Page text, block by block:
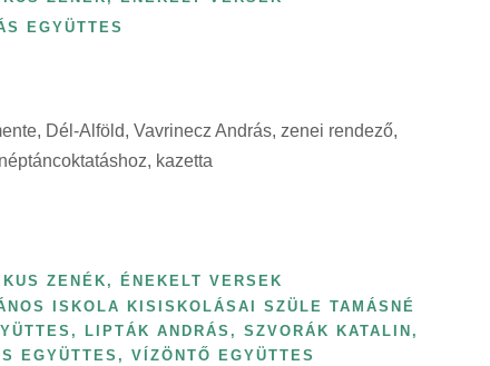
EGYÜTTES
Dél-Alföld, Vavrinecz András, zenei rendező,
kazetta
ZENÉK, ÉNEKELT VERSEK
ISKOLA KISISKOLÁSAI SZÜLE TAMÁSNÉ
, LIPTÁK ANDRÁS , SZVORÁK KATALIN ,
EGYÜTTES , VÍZÖNTŐ EGYÜTTES